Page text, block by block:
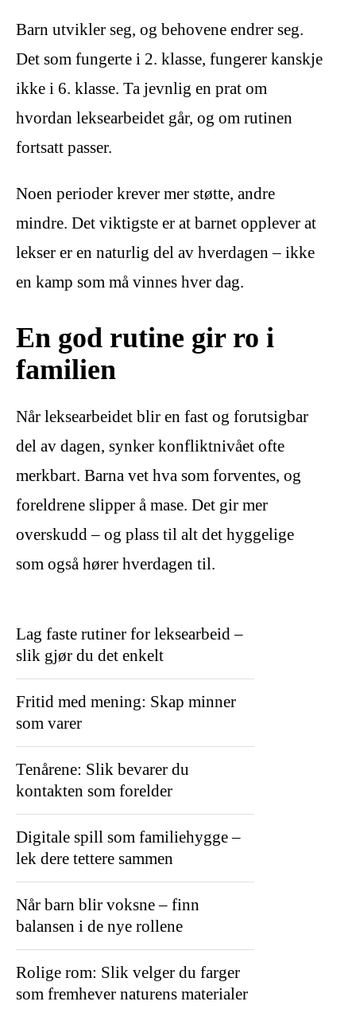
Barn utvikler seg, og behovene endrer seg.
Det som fungerte i 2. klasse, fungerer kanskje
ikke i 6. klasse. Ta jevnlig en prat om
hvordan leksearbeidet går, og om rutinen
fortsatt passer.
Noen perioder krever mer støtte, andre
mindre. Det viktigste er at barnet opplever at
lekser er en naturlig del av hverdagen – ikke
en kamp som må vinnes hver dag.
En god rutine gir ro i
familien
Når leksearbeidet blir en fast og forutsigbar
del av dagen, synker konfliktnivået ofte
merkbart. Barna vet hva som forventes, og
foreldrene slipper å mase. Det gir mer
overskudd – og plass til alt det hyggelige
som også hører hverdagen til.
Lag faste rutiner for leksearbeid –
slik gjør du det enkelt
Fritid med mening: Skap minner
som varer
Tenårene: Slik bevarer du
kontakten som forelder
Digitale spill som familiehygge –
lek dere tettere sammen
Når barn blir voksne – finn
balansen i de nye rollene
Rolige rom: Slik velger du farger
som fremhever naturens materialer